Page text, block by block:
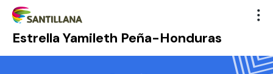
Estrella Yamileth Peña-Honduras